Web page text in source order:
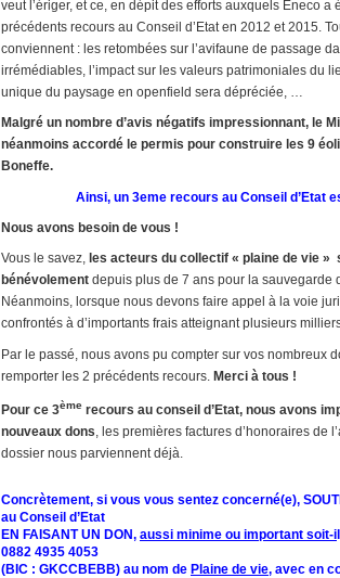
veut l’ériger, et ce, en dépit des efforts auxquels Eneco a
précédents recours au Conseil d’Etat en 2012 et 2015.
conviennent : les retombées sur l’avifaune de passage
irrémédiables, l’impact sur les valeurs patrimoniales du
unique du paysage en openfield sera dépréciée, …
Malgré un nombre d’avis négatifs impressionnant, le
néanmoins accordé le permis pour construire les 9
Boneffe.
Ainsi, un 3eme recours au Conseil d’Etat
Nous avons besoin de vous !
Vous le savez, les acteurs du collectif « plaine de vie »
bénévolement depuis plus de 7 ans pour la sauvegarde
Néanmoins, lorsque nous devons faire appel à la voie
confrontés à d’importants frais atteignant plusieurs
Par le passé, nous avons pu compter sur vos nombreux
remporter les 2 précédents recours. Merci à tous !
Pour ce 3ème recours au conseil d’Etat, nous avons
nouveaux dons, les premières factures d’honoraires de
dossier nous parviennent déjà.
Concrètement, si vous vous sentez concerné(e),
au Conseil d’Etat
EN FAISANT UN DON, aussi minime ou important soit-i
0882 4935 4053
(BIC : GKCCBEBB) au nom de Plaine de vie, avec en